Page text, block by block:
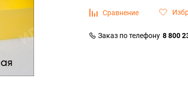
Сравнение
Заказ по телефону 8 800